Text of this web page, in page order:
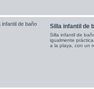
Silla infantil de
Silla infantil de
igualmente
a la playa, con un